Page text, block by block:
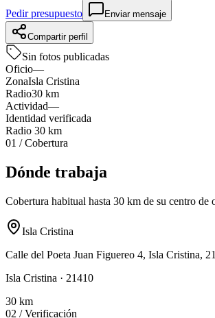
Pedir presupuesto Enviar mensaje
Compartir perfil
Sin fotos publicadas
Oficio—
ZonaIsla Cristina
Radio30 km
Actividad—
Identidad verificada
Radio 30 km
01 /Cobertura
Dónde trabaja
Cobertura habitual hasta 30 km de su centro de
Isla Cristina
Calle del Poeta Juan Figuereo 4, Isla Cristina,
Isla Cristina · 21410
30 km
02 / Verificación